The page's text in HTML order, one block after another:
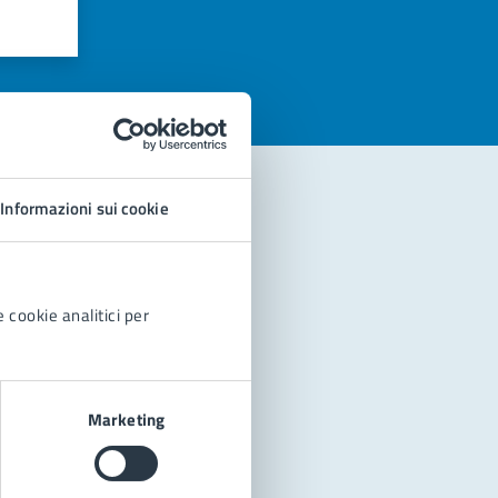
Informazioni sui cookie
cookie analitici per
Marketing